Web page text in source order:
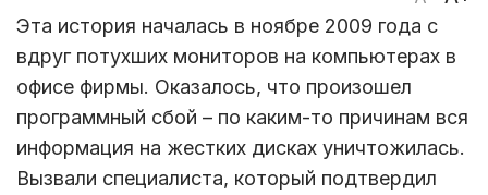
Эта история началась в ноябре 2009 года с
вдруг потухших мониторов на компьютерах в
офисе фирмы. Оказалось, что произошел
программный сбой – по каким-то причинам вся
информация на жестких дисках уничтожилась.
Вызвали специалиста, который подтвердил